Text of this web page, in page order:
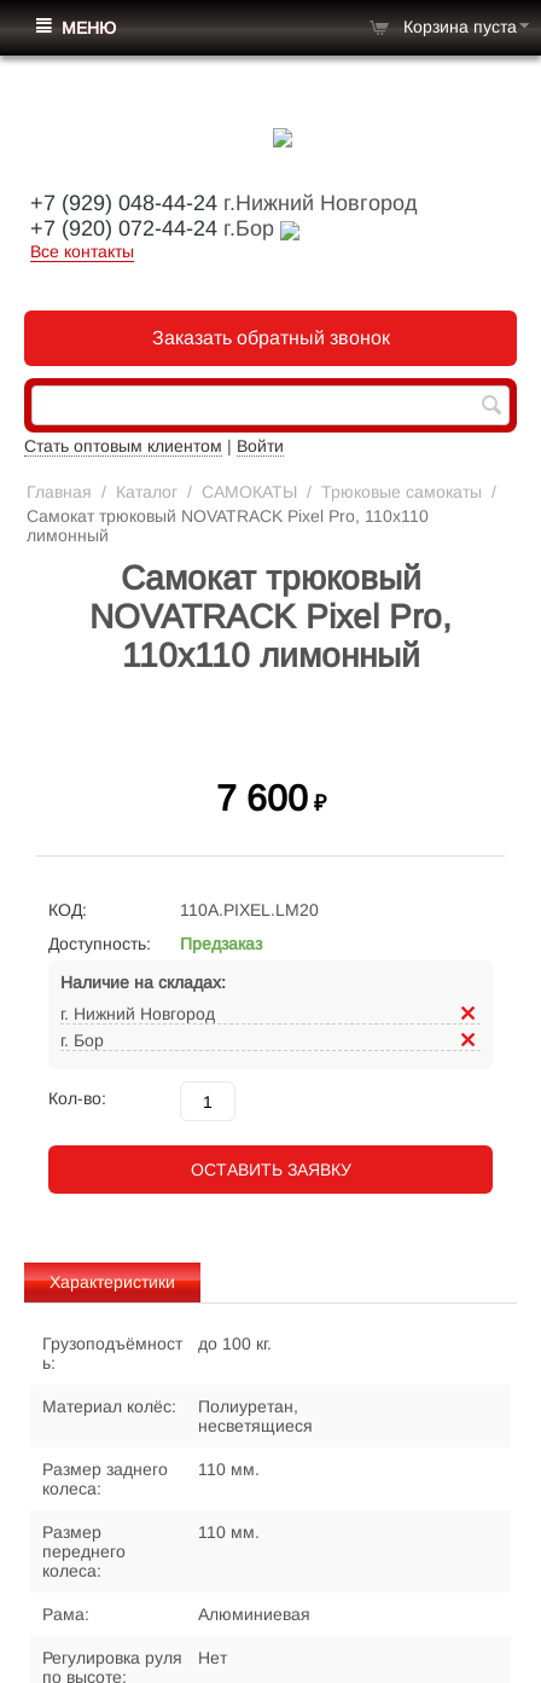
+7 (929) 048-44-24 г.Нижний Новгород
+7 (920) 072-44-24 г.Бор
Все контакты
Заказать обратный звонок
Стать оптовым клиентом | Войти
МЕНЮ Корзина пуста
Главная / Каталог / САМОКАТЫ / Трюковые самокаты /
Самокат трюковый NOVATRACK Pixel Pro, 110х110
лимонный
Самокат трюковый
NOVATRACK Pixel Pro,
110х110 лимонный
7 600 ₽
КОД:
110A.PIXEL.LM20
Доступность:
Предзаказ
Наличие на складах:
г. Нижний Новгород
г. Бор
Кол-во:
ОСТАВИТЬ ЗАЯВКУ
Характеристики
Грузоподъёмност
ь:
до 100 кг.
Материал колёс:
Полиуретан,
несветящиеся
Размер заднего
колеса:
110 мм.
Размер
переднего
колеса:
110 мм.
Рама: Алюминиевая
Регулировка руля
по высоте:
Нет